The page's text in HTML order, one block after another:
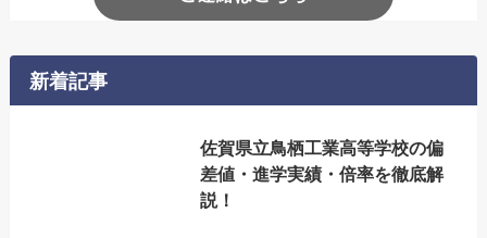
新着記事
佐賀県立鳥栖工業高等学校の偏
差値・進学実績・倍率を徹底解
説！